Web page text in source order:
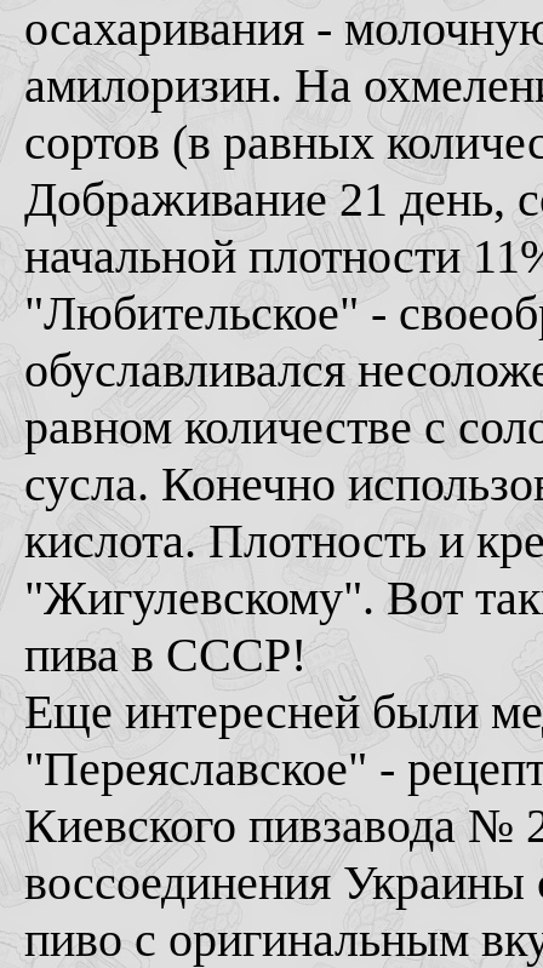
осахаривания -
амилоризин. На
сортов (в равных
Дображивание 21 день,
начальной плотности
"Любительское" -
обуславливался
равном количестве с
сусла. Конечно
кислота. Плотность и
"Жигулевскому". Вот
пива в СССР!
Еще интересней были
"Переяславское" -
Киевского пивзавода №
воссоединения Украины
пиво с оригинальным